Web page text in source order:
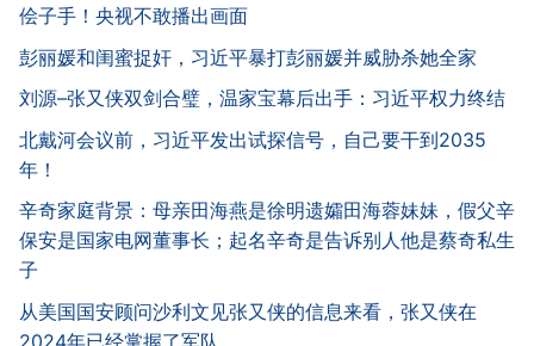
侩子手！央视不敢播出画面
彭丽媛和闺蜜捉奸，习近平暴打彭丽媛并威胁杀她全家
刘源–张又侠双剑合璧，温家宝幕后出手：习近平权力终结
北戴河会议前，习近平发出试探信号，自己要干到2035
年！
辛奇家庭背景：母亲田海燕是徐明遗孀田海蓉妹妹，假父辛
保安是国家电网董事长；起名辛奇是告诉别人他是蔡奇私生
子
从美国国安顾问沙利文见张又侠的信息来看，张又侠在